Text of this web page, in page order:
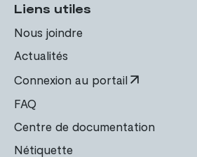
Liens utiles
Nous joindre
Actualités
Connexion au portail
FAQ
Centre de documentation
Nétiquette